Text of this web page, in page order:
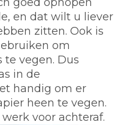
en dat wilt u liever
zitten. Ook is
om
vegen. Dus
in de
handig om er
heen te vegen.
voor achteraf.